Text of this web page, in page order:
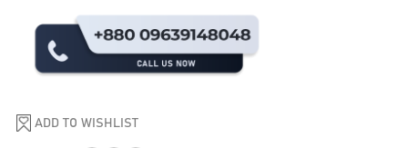
ADD TO WISHLIST